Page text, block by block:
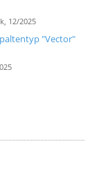
12/2025
"Vector"